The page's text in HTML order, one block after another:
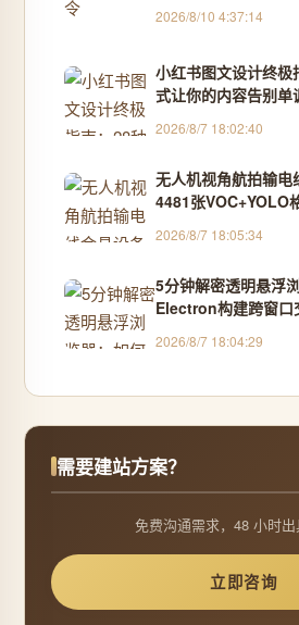
2026/8/10 4:37:14
小红书图文设计终
式让你的内容告别单
2026/8/7 18:02:40
无人机视角航拍输电
4481张VOC+YOLO
2026/8/7 18:05:34
5分钟解密透明悬浮
Electron构建跨窗口
2026/8/7 18:04:29
需要建站方案？
免费沟通需求，48 小时出
立即咨询